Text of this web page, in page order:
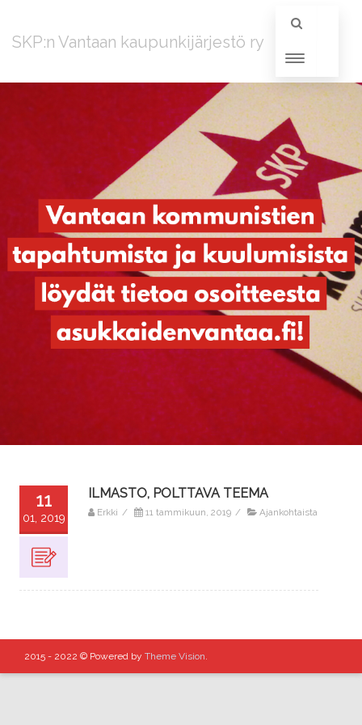
SKP:n Vantaan kaupunkijärjestö ry
11
01, 2019
ILMASTO, POLTTAVA TEEMA
Erkki / 11 tammikuun, 2019 / Ajankohtaista
2015 - 2022 © Powered by Theme Vision.